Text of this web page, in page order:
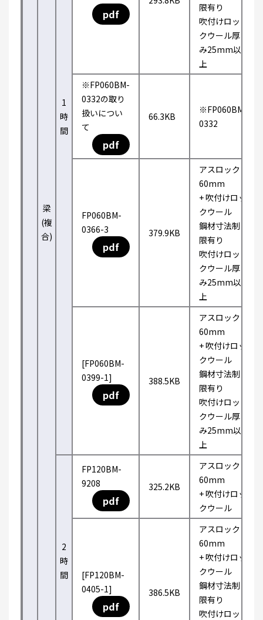
梁
(複
合)
1
時
間
pdf
限有り
吹付けロッ
クウール厚
み25mm以
上
※FP060BM-
0332の取り
扱いについ
て
pdf
66.3KB
※FP060BM-
0332
FP060BM-
0366-3
pdf
379.9KB
アスロック
60mm
+ 吹付けロッ
クウール
鋼材寸法制
限有り
吹付けロッ
クウール厚
み25mm以
上
[FP060BM-
0399-1]
pdf
388.5KB
アスロック
60mm
+ 吹付けロッ
クウール
鋼材寸法制
限有り
吹付けロッ
クウール厚
み25mm以
上
2
時
間
FP120BM-
9208
pdf
325.2KB
アスロック
60mm
+ 吹付けロッ
クウール
[FP120BM-
0405-1]
pdf
386.5KB
アスロック
60mm
+ 吹付けロッ
クウール
鋼材寸法制
限有り
吹付けロッ